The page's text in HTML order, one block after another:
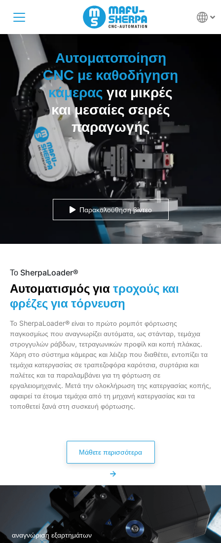
Αυτοματοποίηση
CNC με καθοδήγηση
κάμερας για μικρές
και μεσαίες σειρές
παραγωγής
Παρακολούθηση βίντεο
Το SherpaLoader®
Αυτοματισμός για τροχούς και
φρέζες γιατόρνευση
Το SherpaLoader® είναι το πρώτο ρομπότ φόρτωσης
παγκοσμίως που αναγνωρίζει αυτόματα, ως στάνταρ, τεμάχια
στρογγυλών ράβδων, τετραγωνικών προφίλ και κοπή πλάκας.
Χάρη στο σύστημα κάμερας και λέιζερ που διαθέτει, εντοπίζει τα
τεμάχια κατεργασίας σε τραπεζοφόρα καρότσια, συρτάρια και
παλέτες και τα παραλαμβάνει για τη φόρτωση σε
εργαλειομηχανές. Μετά την ολοκλήρωση της κατεργασίας κοπής,
αφαιρεί τα έτοιμα τεμάχια από τη μηχανή κατεργασίας και τα
τοποθετεί ξανά στη συσκευή φόρτωσης.
Μάθετε περισσότερα
αναγνώριση εξαρτημάτων